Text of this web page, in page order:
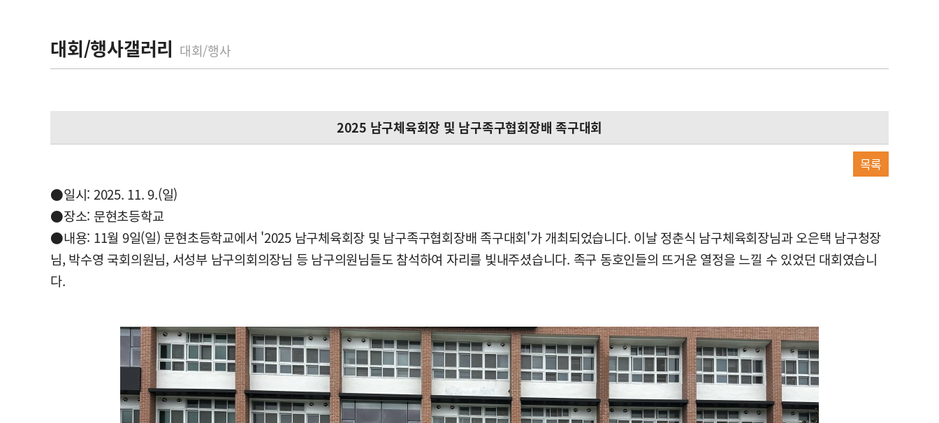
대회/행사갤러리 대회/행사
2025 남구체육회장 및 남구족구협회장배 족구대회
목록
●일시: 2025. 11. 9.(일)
●장소: 문현초등학교
●내용: 11월 9일(일) 문현초등학교에서 '2025 남구체육회장 및 남구족구협회장배 족구대회'가 개최되었습니다. 이날 정춘식 남구체육회장님과 오은택 남구청장
님, 박수영 국회의원님, 서성부 남구의회의장님 등 남구의원님들도 참석하여 자리를 빛내주셨습니다. 족구 동호인들의 뜨거운 열정을 느낄 수 있었던 대회였습니
다.